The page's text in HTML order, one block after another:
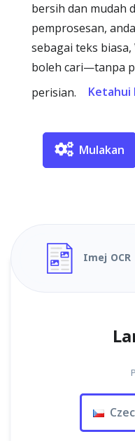
bersih dan mudah
pemprosesan,
sebagai teks
boleh cari—tanpa
perisian.
Ketahui
Mulakan
Imej OCR